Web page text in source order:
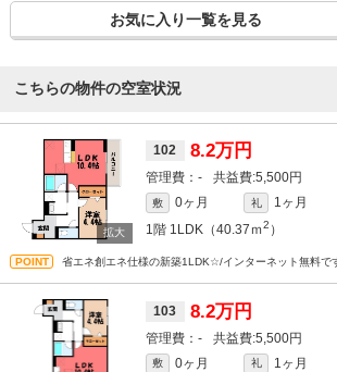
お気に入り一覧を見る
こちらの物件の空室状況
102 8.2万円
- 5,500円
敷 0ヶ月 礼
1ヶ月
1階 1LDK（40.37ｍ2 ）
省エネ創エネ仕様の新築1LDK☆/インターネット無料で
103 8.2万円
- 5,500円
敷 0ヶ月 礼
1ヶ月